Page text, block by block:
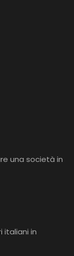
una società in
italiani in